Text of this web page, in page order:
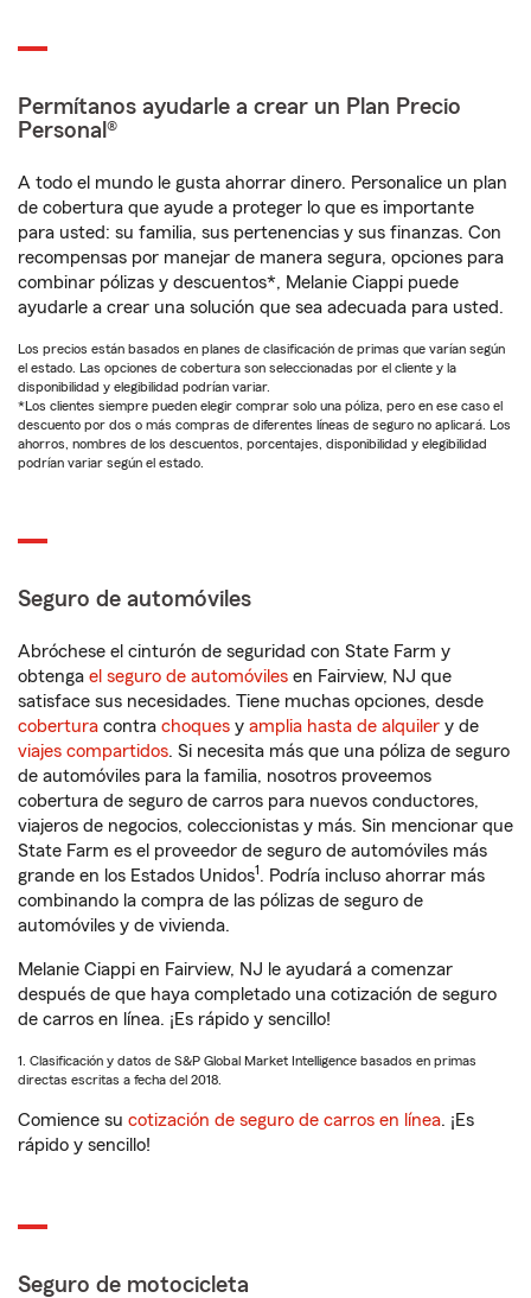
Permítanos ayudarle a crear un Plan Precio
Personal®
A todo el mundo le gusta ahorrar dinero. Personalice un plan
de cobertura que ayude a proteger lo que es importante
para usted: su familia, sus pertenencias y sus finanzas. Con
recompensas por manejar de manera segura, opciones para
combinar pólizas y descuentos*, Melanie Ciappi puede
ayudarle a crear una solución que sea adecuada para usted.
Los precios están basados en planes de clasificación de primas que varían según
el estado. Las opciones de cobertura son seleccionadas por el cliente y la
disponibilidad y elegibilidad podrían variar.
*Los clientes siempre pueden elegir comprar solo una póliza, pero en ese caso el
descuento por dos o más compras de diferentes líneas de seguro no aplicará. Los
ahorros, nombres de los descuentos, porcentajes, disponibilidad y elegibilidad
podrían variar según el estado.
Seguro de automóviles
Abróchese el cinturón de seguridad con State Farm y
obtenga el seguro de automóviles en Fairview, NJ que
satisface sus necesidades. Tiene muchas opciones, desde
cobertura contra choques y amplia hasta de alquiler y de
viajes compartidos. Si necesita más que una póliza de seguro
de automóviles para la familia, nosotros proveemos
cobertura de seguro de carros para nuevos conductores,
viajeros de negocios, coleccionistas y más. Sin mencionar que
State Farm es el proveedor de seguro de automóviles más
grande en los Estados Unidos1 . Podría incluso ahorrar más
combinando la compra de las pólizas de seguro de
automóviles y de vivienda.
Melanie Ciappi en Fairview, NJ le ayudará a comenzar
después de que haya completado una cotización de seguro
de carros en línea. ¡Es rápido y sencillo!
1. Clasificación y datos de S&P Global Market Intelligence basados en primas
directas escritas a fecha del 2018.
Comience su cotización de seguro de carros en línea. ¡Es
rápido y sencillo!
Seguro de motocicleta